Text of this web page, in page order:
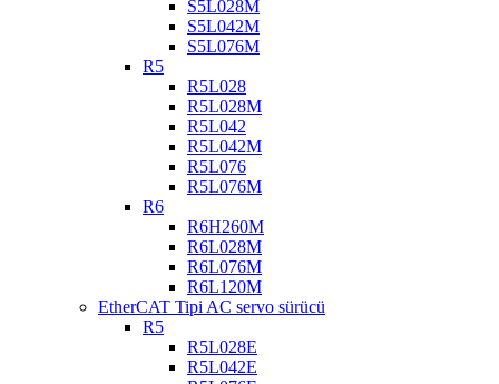
S5L028M
S5L042M
S5L076M
R5
R5L028
R5L028M
R5L042
R5L042M
R5L076
R5L076M
R6
R6H260M
R6L028M
R6L076M
R6L120M
EtherCAT Tipi AC servo sürücü
R5
R5L028E
R5L042E